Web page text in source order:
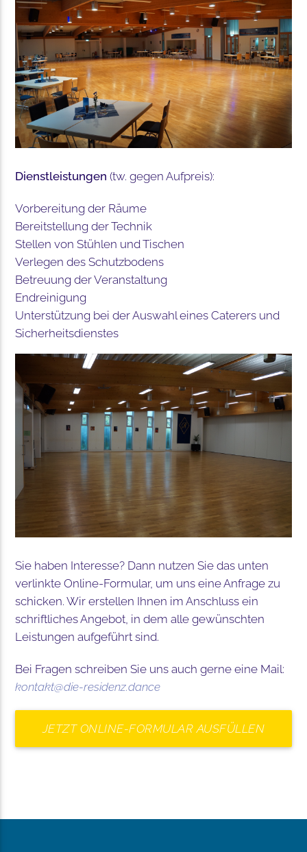
Dienstleistungen (tw. gegen Aufpreis):
Vorbereitung der Räume
Bereitstellung der Technik
Stellen von Stühlen und Tischen
Verlegen des Schutzbodens
Betreuung der Veranstaltung
Endreinigung
Unterstützung bei der Auswahl eines Caterers und
Sicherheitsdienstes
Sie haben Interesse? Dann nutzen Sie das unten
verlinkte Online-Formular, um uns eine Anfrage zu
schicken. Wir erstellen Ihnen im Anschluss ein
schriftliches Angebot, in dem alle gewünschten
Leistungen aufgeführt sind.
Bei Fragen schreiben Sie uns auch gerne eine Mail:
kontakt@die-residenz.dance
JETZT ONLINE-FORMULAR AUSFÜLLEN